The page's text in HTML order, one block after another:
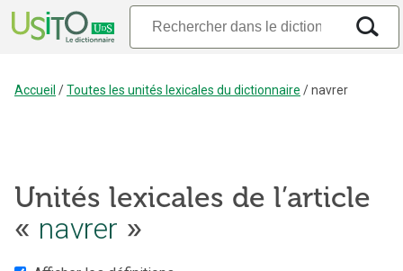
Accueil /Toutes les unités lexicales du dictionnaire /navrer
Unités lexicales de l’article
« navrer »